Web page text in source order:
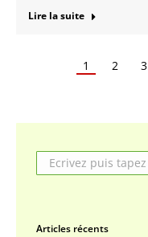
Lire la suite
1 2 3
Search:
Articles récents